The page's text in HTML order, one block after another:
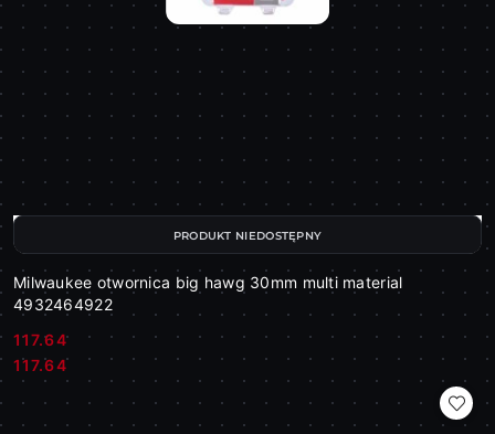
Milwaukee otwornica big hawg 30mm multi material
4932464922
Cena:
117.64
Cena:
117.64
PRODUKT NIEDOSTĘPNY